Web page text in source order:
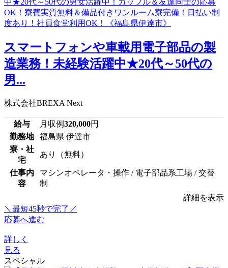
スマートフォンや車載用電子部品の製
造業務！未経験活躍中★20代～50代の
男...
株式会社BREXA Next
給与 月収例320,000円
勤務地
福島県 伊達市
寮・社
宅
あり（無料）
仕事内
容
マシンオペレータ・操作 / 電子部品系工場 / 交替
制
詳細を表示
＼最短45秒で完了／
応募へ進む
詳しく
見る
スペシャル